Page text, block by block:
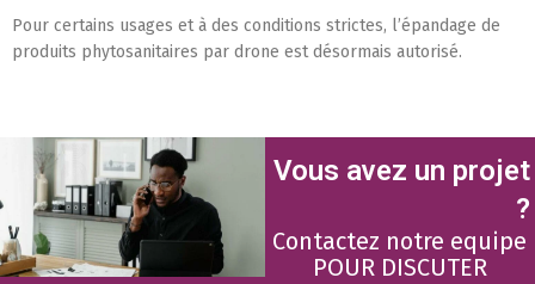
Pour certains usages et à des conditions strictes, l’épandage de
produits phytosanitaires par drone est désormais autorisé.
Vous avez un projet
?
Contactez notre equipe
POUR DISCUTER